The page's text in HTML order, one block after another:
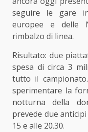
seguire le gare
europee e delle
rimbalzo di linea.
Risultato: due
spesa di circa 3
tutto il
sperimentare la
notturna della
prevede due
15 e alle 20.30.